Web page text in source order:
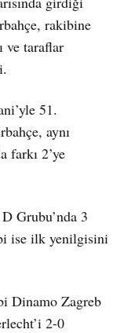
rakibine
ve taraflar
51.
aynı
farkı 2’ye
Grubu’nda 3
ise ilk yenilgisini
Dinamo Zagreb
2-0